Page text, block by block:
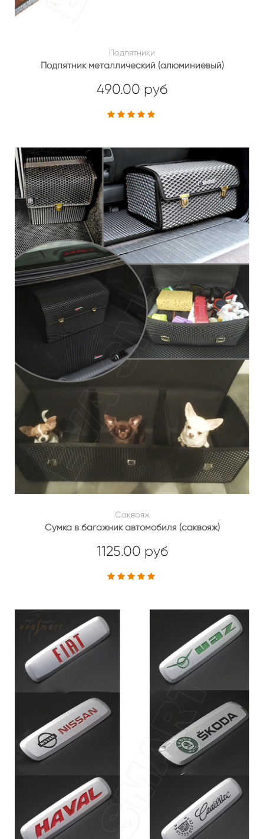
Подпятники
Подпятник металлический (алюминиевый)
490.00 руб
Саквояж
Сумка в багажник автомобиля (саквояж)
1125.00 руб